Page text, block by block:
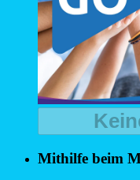
Mithilfe beim